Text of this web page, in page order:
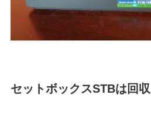
セットボックスSTBは回収